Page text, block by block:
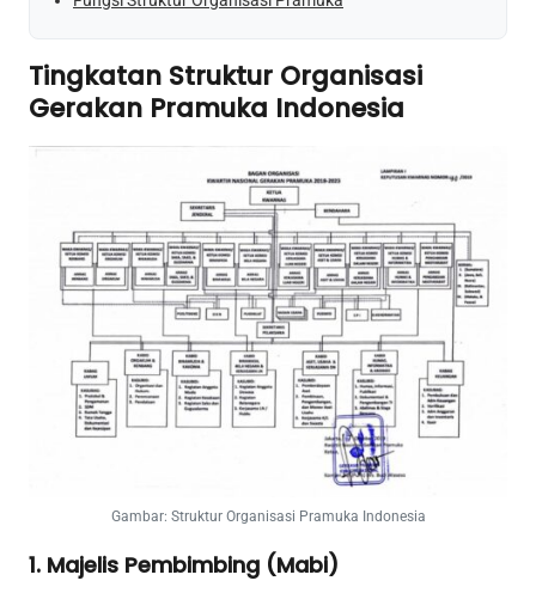
Tingkatan Struktur Organisasi
Gerakan Pramuka Indonesia
Gambar: Struktur Organisasi Pramuka Indonesia
1. Majelis Pembimbing (Mabi)